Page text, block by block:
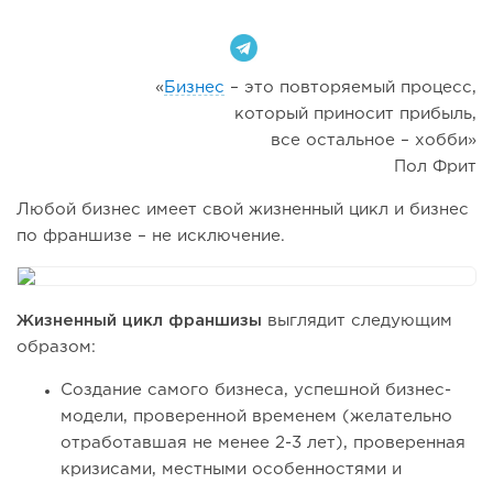
« Бизнес – это повторяемый процесс,
который приносит прибыль,
все остальное – хобби»
Пол Фрит
Любой бизнес имеет свой жизненный цикл и бизнес
по франшизе – не исключение.
Жизненный цикл франшизы выглядит следующим
образом:
Создание самого бизнеса, успешной бизнес-
модели, проверенной временем (желательно
отработавшая не менее 2-3 лет), проверенная
кризисами, местными особенностями и